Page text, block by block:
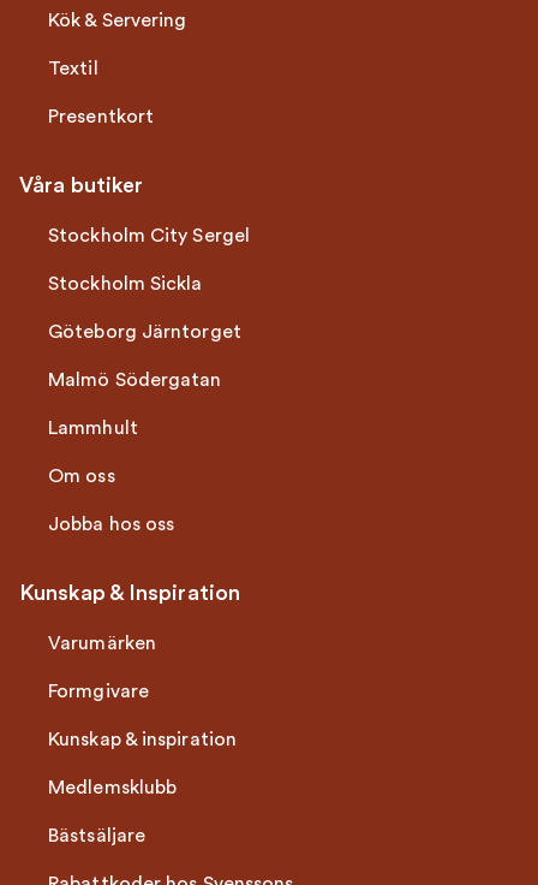
Kök & Servering
Textil
Presentkort
Våra butiker
Stockholm City Sergel
Stockholm Sickla
Göteborg Järntorget
Malmö Södergatan
Lammhult
Om oss
Jobba hos oss
Kunskap & Inspiration
Varumärken
Formgivare
Kunskap & inspiration
Medlemsklubb
Bästsäljare